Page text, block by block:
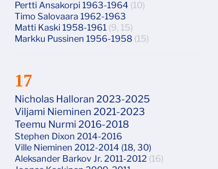
Pertti Ansakorpi 1963-1964 (10)
Timo Salovaara 1962-1963
Matti Kaski 1958-1961 (9, 15)
Markku Pussinen 1956-1958 (15)
17
Nicholas Halloran 2023-2025
Viljami Nieminen 2021-2023
Teemu Nurmi 2016-2018
Stephen Dixon 2014-2016
Ville Nieminen 2012-2014 (18, 30)
Aleksander Barkov Jr. 2011-2012 (16)